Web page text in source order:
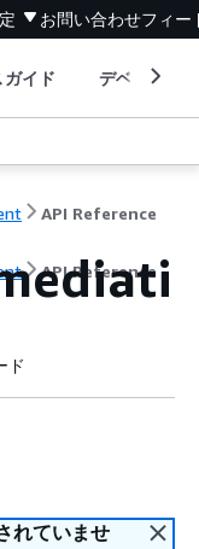
お問い合わせフィー
イド デベロッパ
API Reference
API Reference
ド
れていませ